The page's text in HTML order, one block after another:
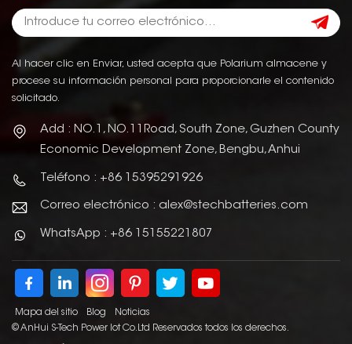
Al hacer clic en Enviar, usted acepta que Polarium almacene y
procese su información personal para proporcionarle el contenido
solicitado.
Add : NO.1, NO.11Road, South Zone, Guzhen County
Economic Development Zone, Bengbu, Anhui
Teléfono : +86 15395291926
Correo electrónico : alex@stechbatteries.com
WhatsApp : +86 15155221807
Mapa del sitio Blog
Noticias
© AnHui S-Tech Power Iot Co.Ltd Reservados todos los derechos.